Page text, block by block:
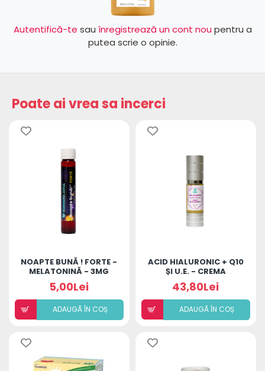
Autentifică-te sau înregistrează un cont nou pentru a
putea scrie o opinie.
Poate ai vrea sa incerci
NOAPTE BUNĂ ! FORTE -
MELATONINĂ - 3MG
5,00Lei
ADAUGÃ ÎN COȘ
ACID HIALURONIC + Q10
ȘI U.E. - CREMA
REVITALIZANTĂ DE ZI
43,80Lei
ADAUGÃ ÎN COȘ